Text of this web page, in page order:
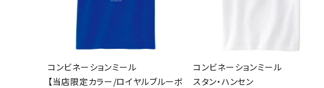
コンビネーションミール
【当店限定カラー/ロイヤルブルーボ
コンビネーションミール
スタン・ハンセン